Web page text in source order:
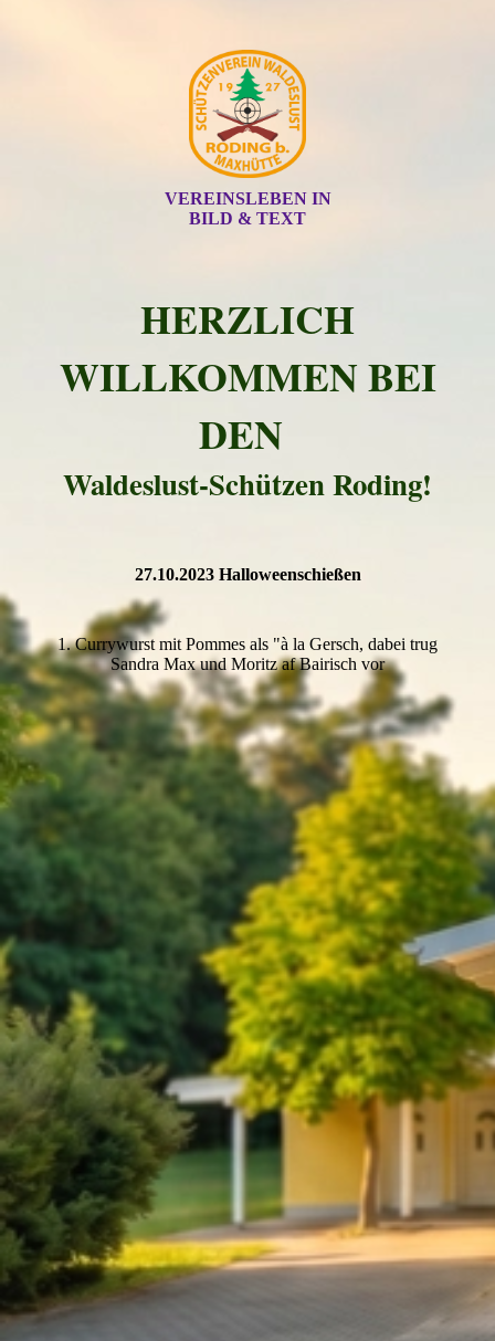
VEREINSLEBEN IN
BILD & TEXT
HERZLICH
WILLKOMMEN BEI
DEN
Waldeslust-Schützen Roding!
27.10.2023 Halloweenschießen
1. Currywurst mit Pommes als "à la Gersch, dabei trug
Sandra Max und Moritz af Bairisch vor